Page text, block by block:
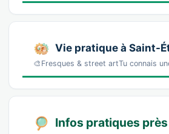
Vie pratique à Saint-
🎨Fresques & street artTu connais
Infos pratiques